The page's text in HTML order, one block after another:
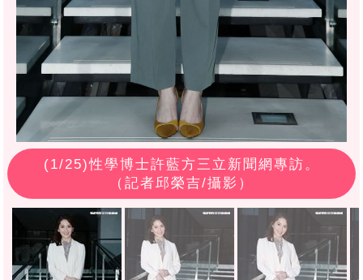
(1/25)性學博士許藍方三立新聞網專訪。
（記者邱榮吉/攝影）